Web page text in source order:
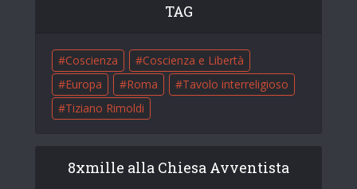
TAG
Coscienza
Coscienza e Libertà
Europa
Roma
Tavolo interreligioso
Tiziano Rimoldi
8xmille alla Chiesa Avventista